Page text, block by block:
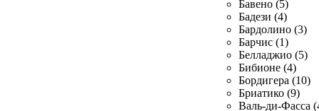
Бавено (5)
Бадези (4)
Бардолино (3)
Барчис (1)
Белладжио (5)
Бибионе (4)
Бордигера (10)
Бриатико (9)
Валь-ди-Фасса